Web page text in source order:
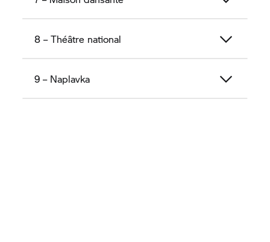
8 – Théâtre national
9 – Naplavka